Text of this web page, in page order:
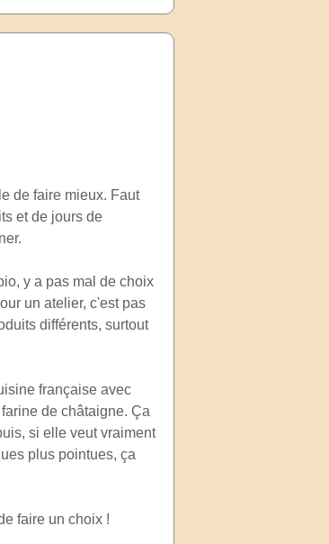
de faire mieux. Faut
et de jours de
y a pas mal de choix
un atelier, c'est pas
différents, surtout
française avec
de châtaigne. Ça
si elle veut vraiment
plus pointues, ça
faire un choix !